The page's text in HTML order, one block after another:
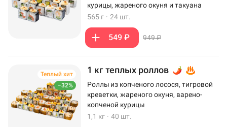
курицы, жареного окуня и такуана
565 г · 24 шт.
549 ₽ 949 ₽
–32%
Теплый хит 1 кг теплых роллов
Роллы из копченого лосося, тигровой
креветки, жареного окуня, варено-
копченой курицы
1,1 кг · 40 шт.